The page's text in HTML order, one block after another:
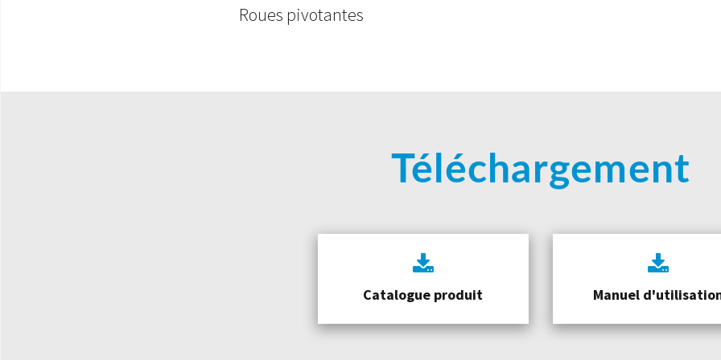
Roues pivotantes
Téléchargement
Catalogue produit Manuel